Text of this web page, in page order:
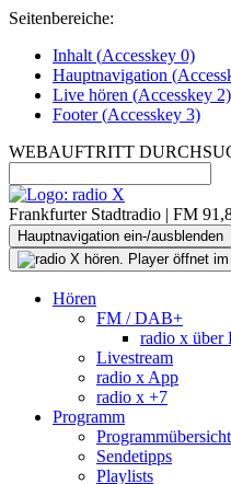
Seitenbereiche:
Inhalt (Accesskey 0)
Hauptnavigation (
Live hören (Accesskey 2)
Footer(Accesskey 3)
WEBAUFTRITT
Frankfurter Stadtradio | FM
Hauptnavigation ein-/ausblenden
Hören
FM / DAB+
radio x
Livestream
radio x App
radio x +7
Programm
Programmübersicht
Sendetipps
Playlists